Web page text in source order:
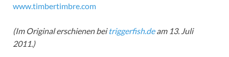
www.timbertimbre.com
(Im Original erschienen beitriggerfish.deam 13. Juli
2011.)